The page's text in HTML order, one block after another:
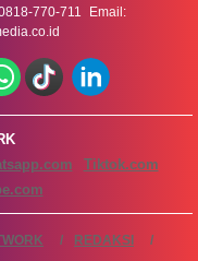
770-711 Email:
Tiktok.com
REDAKSI